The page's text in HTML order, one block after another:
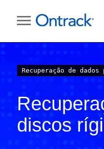
Recuperação de
discos